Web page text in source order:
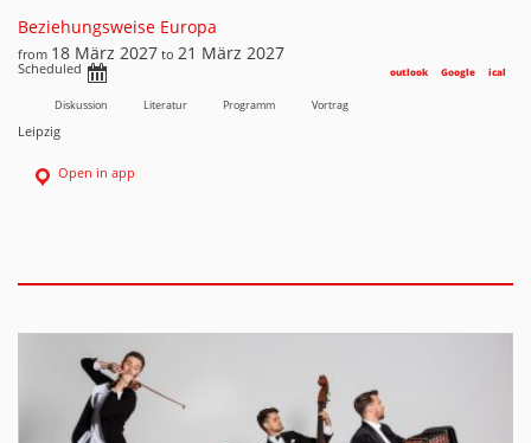
Beziehungsweise Europa
from 18 März 2027 to 21 März 2027
Scheduled ical
Google
outlook
Diskussion Literatur Programm Vortrag
Leipzig
Open in app